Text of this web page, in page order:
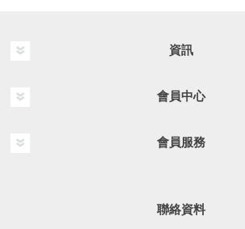
資訊
會員中心
會員服務
聯絡資料